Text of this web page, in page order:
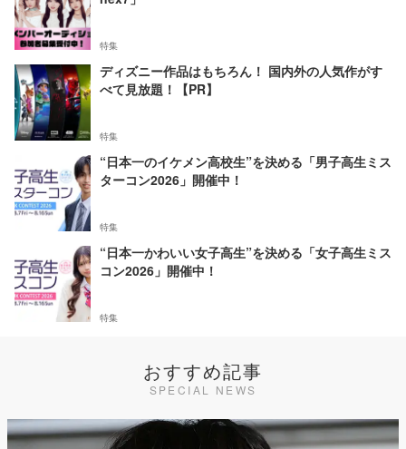
特集
ディズニー作品はもちろん！ 国内外の人気作がす
べて見放題！【PR】
特集
“日本一のイケメン高校生”を決める「男子高生ミス
ターコン2026」開催中！
特集
“日本一かわいい女子高生”を決める「女子高生ミス
コン2026」開催中！
特集
おすすめ記事
SPECIAL NEWS